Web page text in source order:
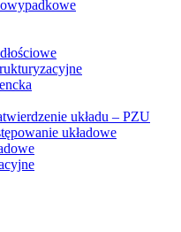
układu – PZU
układowe